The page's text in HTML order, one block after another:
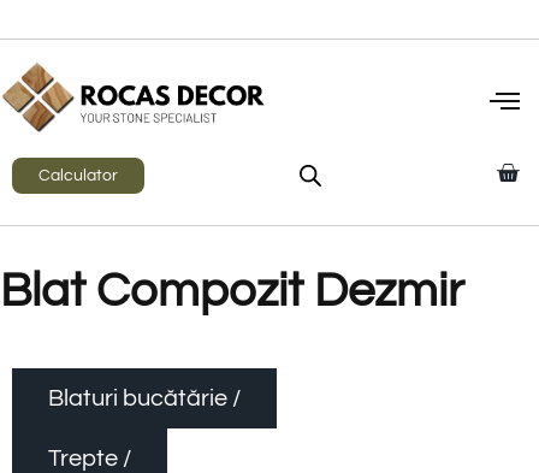
Calculator
Blat Compozit Dezmir
Blaturi bucătărie /
Trepte /